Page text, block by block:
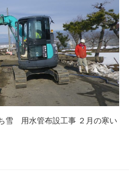
雪 用水管布設工事 ２月の寒い